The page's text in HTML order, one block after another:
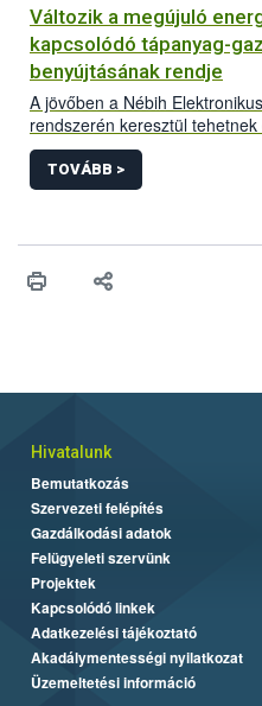
Változik a megújuló
kapcsolódó tápanyag-
benyújtásának rendje
A jövőben a Nébih
rendszerén keresztül
elektronikus adatszolgáltatási
felület nem csak a tápanyag-
alkalmas, de beépített
TOVÁBB >
Hivatalunk
Bemutatkozás
Szervezeti felépítés
Gazdálkodási adatok
Felügyeleti szervünk
Projektek
Kapcsolódó linkek
Adatkezelési tájékoztató
Akadálymentességi nyilatkozat
Üzemeltetési információ